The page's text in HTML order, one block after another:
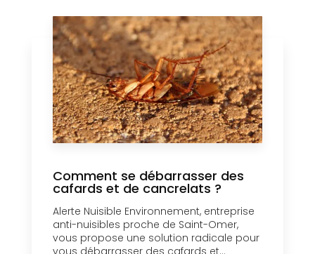
Comment se débarrasser des
cafards et de cancrelats ?
Alerte Nuisible Environnement, entreprise
anti-nuisibles proche de Saint-Omer,
vous propose une solution radicale pour
vous débarrasser des cafards et...